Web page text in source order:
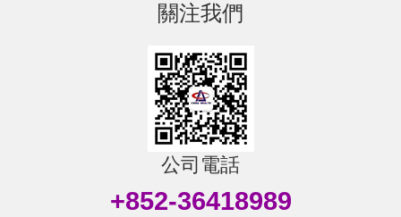
關注我們
公司電話
+852-36418989